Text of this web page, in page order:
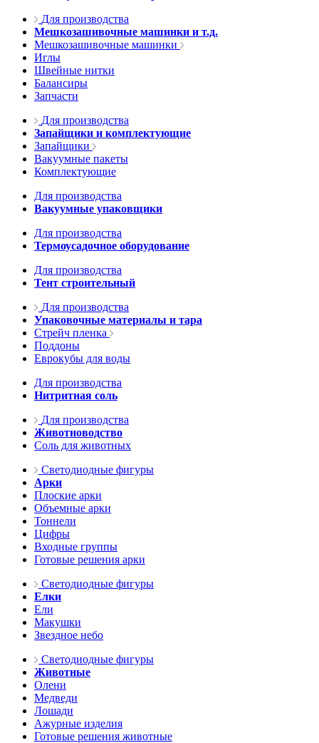
Для производства
Мешкозашивочные машинки и т.д.
Мешкозашивочные машинки
Иглы
Швейные нитки
Балансиры
Запчасти
Для производства
Запайщики и комплектующие
Запайщики
Вакуумные пакеты
Комплектующие
Для производства
Вакуумные упаковщики
Для производства
Термоусадочное оборудование
Для производства
Тент строительный
Для производства
Упаковочные материалы и тара
Стрейч пленка
Поддоны
Еврокубы для воды
Для производства
Нитритная соль
Для производства
Животноводство
Соль для животных
Светодиодные фигуры
Арки
Плоские арки
Объемные арки
Тоннели
Цифры
Входные группы
Готовые решения арки
Светодиодные фигуры
Елки
Ели
Макушки
Звездное небо
Светодиодные фигуры
Животные
Олени
Медведи
Лошади
Ажурные изделия
Готовые решения животные